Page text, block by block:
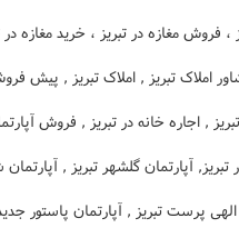
، فروش مغازه در تبریز ، خرید مغازه
املاک تبریز , املاک تبریز , پیش
, اجاره خانه در تبریز , فروش
تبریز, آپارتمان گلشهر تبریز ,
پرست تبریز , آپارتمان پاستور